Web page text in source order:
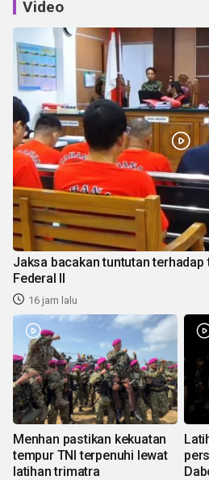
Video
Jaksa bacakan tuntutan terhadap
Federal II
16 jam lalu
Menhan pastikan kekuatan
tempur TNI terpenuhi lewat
latihan trimatra